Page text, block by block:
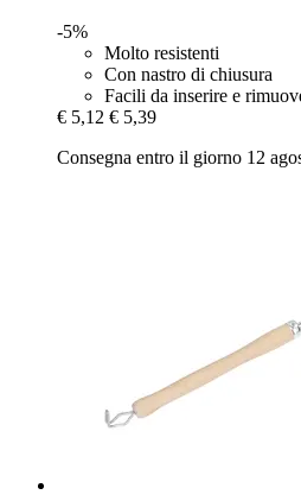
-5%
Molto resistenti
Con nastro di chiusura
Facili da inserire e
€ 5,12 € 5,39
Consegna entro il giorno 12